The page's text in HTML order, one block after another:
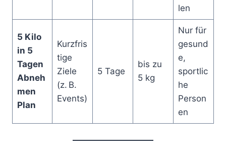
len
5 Kilo
in 5
Tagen
Abneh
men
Plan
Kurzfris
tige
Ziele
(z. B.
Events)
5 Tage
bis zu
5 kg
Nur für
gesund
e,
sportlic
he
Person
en